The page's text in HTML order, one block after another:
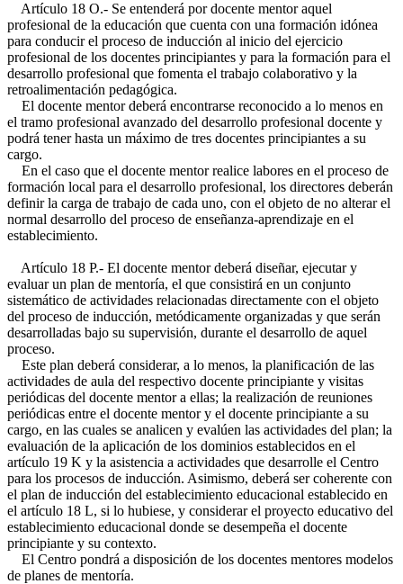
Artículo 18 O.- Se entenderá por docente mentor aquel
profesional de la educación que cuenta con una formación idónea
para conducir el proceso de inducción al inicio del ejercicio
profesional de los docentes principiantes y para la formación para el
desarrollo profesional que fomenta el trabajo colaborativo y la
retroalimentación pedagógica.
El docente mentor deberá encontrarse reconocido a lo menos en
el tramo profesional avanzado del desarrollo profesional docente y
podrá tener hasta un máximo de tres docentes principiantes a su
cargo.
En el caso que el docente mentor realice labores en el proceso de
formación local para el desarrollo profesional, los directores deberán
definir la carga de trabajo de cada uno, con el objeto de no alterar el
normal desarrollo del proceso de enseñanza-aprendizaje en el
establecimiento.
Artículo 18 P.- El docente mentor deberá diseñar, ejecutar y
evaluar un plan de mentoría, el que consistirá en un conjunto
sistemático de actividades relacionadas directamente con el objeto
del proceso de inducción, metódicamente organizadas y que serán
desarrolladas bajo su supervisión, durante el desarrollo de aquel
proceso.
Este plan deberá considerar, a lo menos, la planificación de las
actividades de aula del respectivo docente principiante y visitas
periódicas del docente mentor a ellas; la realización de reuniones
periódicas entre el docente mentor y el docente principiante a su
cargo, en las cuales se analicen y evalúen las actividades del plan; la
evaluación de la aplicación de los dominios establecidos en el
artículo 19 K y la asistencia a actividades que desarrolle el Centro
para los procesos de inducción. Asimismo, deberá ser coherente con
el plan de inducción del establecimiento educacional establecido en
el artículo 18 L, si lo hubiese, y considerar el proyecto educativo del
establecimiento educacional donde se desempeña el docente
principiante y su contexto.
El Centro pondrá a disposición de los docentes mentores modelos
de planes de mentoría.